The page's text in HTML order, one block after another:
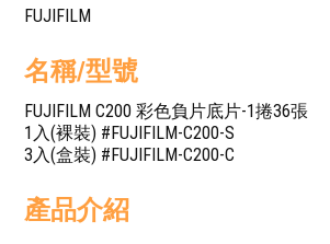
FUJIFILM
名稱/型號
FUJIFILM C200 彩色負片底片-1捲36張
1入(裸裝) #FUJIFILM-C200-S
3入(盒裝) #FUJIFILM-C200-C
產品介紹